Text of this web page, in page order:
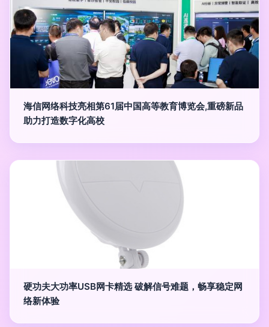
海信网络科技亮相第61届中国高等教育博览会,重磅新品
助力打造数字化高校
硬功夫大功率USB网卡精选 破解信号难题，畅享稳定网
络新体验